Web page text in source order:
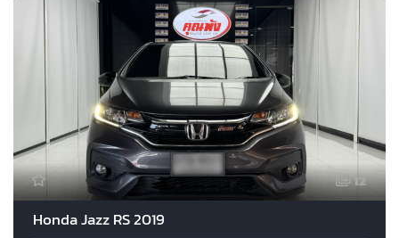
12
Honda Jazz RS 2019